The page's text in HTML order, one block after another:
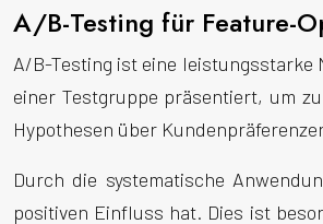
A/B-Testing für Feature-
A/B-Testing ist eine leistungsstarke
einer Testgruppe präsentiert, um
Hypothesen über
Durch die systematische
positiven Einfluss hat. Dies ist